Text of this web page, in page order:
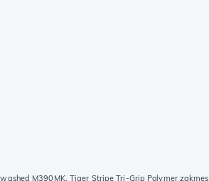
M390MK, Tiger Stripe Tri-Grip Polymer zakmes